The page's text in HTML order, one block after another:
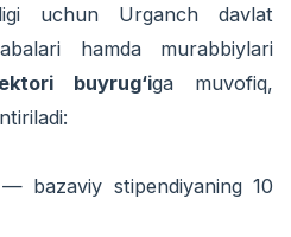
uchun Urganch davlat
hamda murabbiylari
buyrug‘iga muvofiq,
bazaviy stipendiyaning 10